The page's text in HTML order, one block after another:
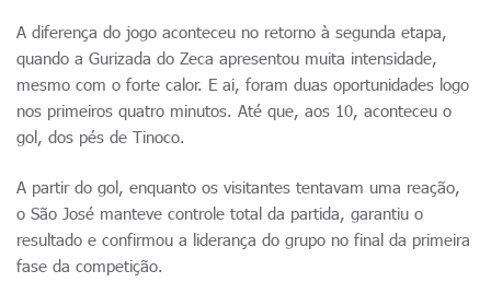
A diferença do jogo aconteceu no retorno à segunda etapa,
quando a Gurizada do Zeca apresentou muita intensidade,
mesmo com o forte calor. E ai, foram duas oportunidades logo
nos primeiros quatro minutos. Até que, aos 10, aconteceu o
gol, dos pés de Tinoco.
A partir do gol, enquanto os visitantes tentavam uma reação,
o São José manteve controle total da partida, garantiu o
resultado e confirmou a liderança do grupo no final da primeira
fase da competição.